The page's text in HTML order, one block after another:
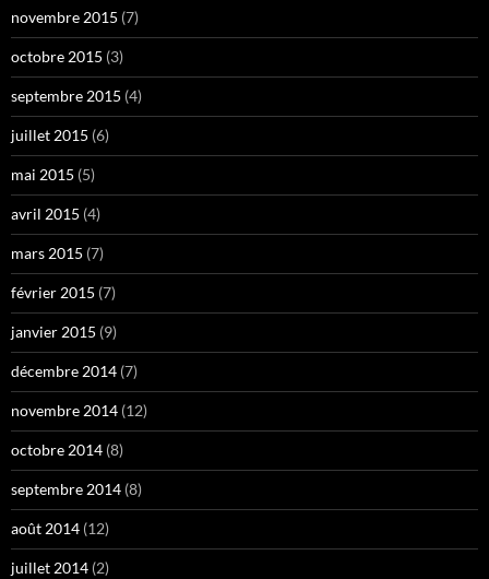
novembre 2015 (7)
octobre 2015 (3)
septembre 2015 (4)
juillet 2015 (6)
mai 2015 (5)
avril 2015 (4)
mars 2015 (7)
février 2015 (7)
janvier 2015 (9)
décembre 2014 (7)
novembre 2014 (12)
octobre 2014 (8)
septembre 2014 (8)
août 2014 (12)
juillet 2014 (2)